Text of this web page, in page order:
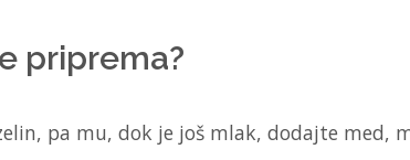
priprema?
pa mu, dok je još mlak, dodajte med,